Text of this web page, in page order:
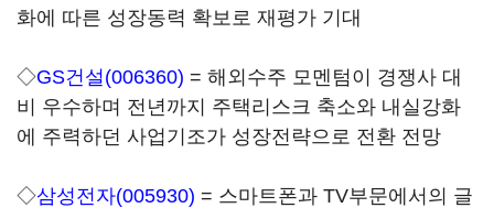
화에 따른 성장동력 확보로 재평가 기대
◇GS건설(006360) = 해외수주 모멘텀이 경쟁사 대
비 우수하며 전년까지 주택리스크 축소와 내실강화
에 주력하던 사업기조가 성장전략으로 전환 전망
◇삼성전자(005930) = 스마트폰과 TV부문에서의 글